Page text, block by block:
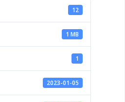
12
1 MB
1
2023-01-05